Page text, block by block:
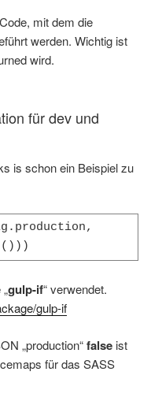
mit dem die
werden. Wichtig ist
wird.
für dev und
is schon ein Beispiel zu
gulp-if“ verwendet.
gulp-if
„production“false ist
für das SASS